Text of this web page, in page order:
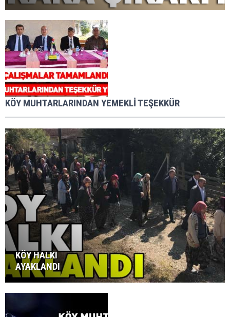
KÖY MUHTARLARINDAN YEMEKLİ TEŞEKKÜR
KÖY HALKI
AYAKLANDI